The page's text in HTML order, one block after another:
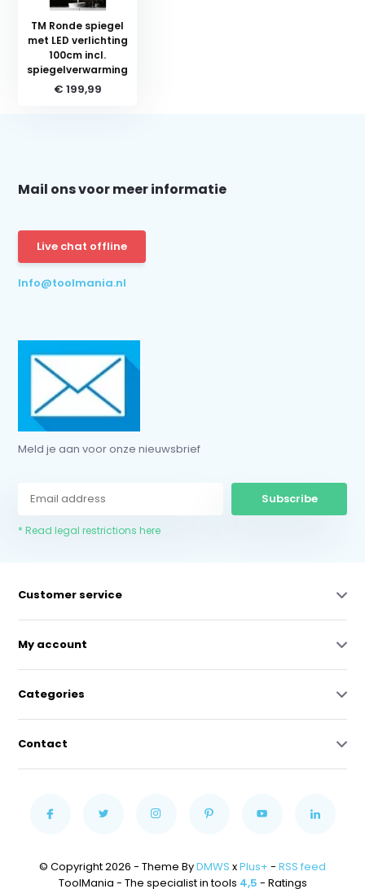
TM Ronde spiegel
met LED verlichting
100cm incl.
spiegelverwarming
€ 199,99
Mail ons voor meer informatie
Live chat offline
Info@toolmania.nl
Meld je aan voor onze nieuwsbrief
Subscribe
* Read legal restrictions here
Customer service
My account
Categories
Contact
© Copyright 2026 - Theme ByDMWS xPlus+ - RSS feed
ToolMania - The specialist in tools 4,5 - Ratings
* Read legal restrictions here